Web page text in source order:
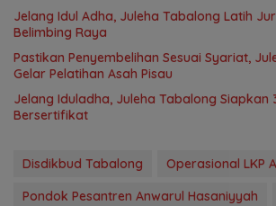
Jelang Idul Adha, Juleha Tabalong Latih
Belimbing Raya
Pastikan Penyembelihan Sesuai Syariat,
Gelar Pelatihan Asah Pisau
Jelang Iduladha, Juleha Tabalong Siapkan
Bersertifikat
Disdikbud Tabalong
Operasional LKP
Pondok Pesantren Anwarul Hasaniyyah